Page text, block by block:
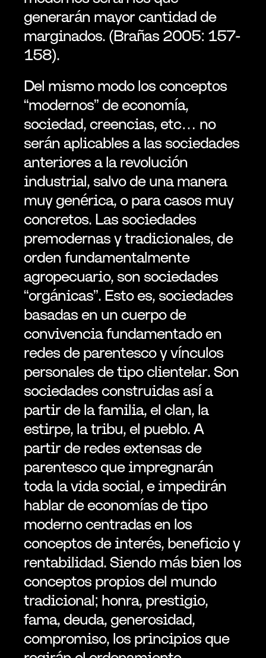
generarán mayor cantidad de
marginados. (Brañas 2005: 157-
158).
Del mismo modo los conceptos
“modernos” de economía,
sociedad, creencias, etc… no
serán aplicables a las sociedades
anteriores a la revolución
industrial, salvo de una manera
muy genérica, o para casos muy
concretos. Las sociedades
premodernas y tradicionales, de
orden fundamentalmente
agropecuario, son sociedades
“orgánicas”. Esto es, sociedades
basadas en un cuerpo de
convivencia fundamentado en
redes de parentesco y vínculos
personales de tipo clientelar. Son
sociedades construidas así a
partir de la familia, el clan, la
estirpe, la tribu, el pueblo. A
partir de redes extensas de
parentesco que impregnarán
toda la vida social, e impedirán
hablar de economías de tipo
moderno centradas en los
conceptos de interés, beneficio y
rentabilidad. Siendo más bien los
conceptos propios del mundo
tradicional; honra, prestigio,
fama, deuda, generosidad,
compromiso, los principios que